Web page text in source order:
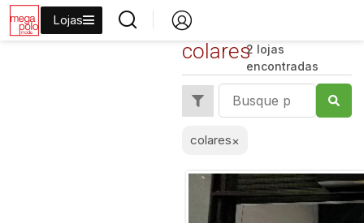
Lojas
colares2 lojas
encontradas
colares×